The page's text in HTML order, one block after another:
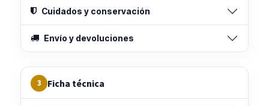
Cuidados y conservación
Envío y devoluciones
3 Ficha técnica